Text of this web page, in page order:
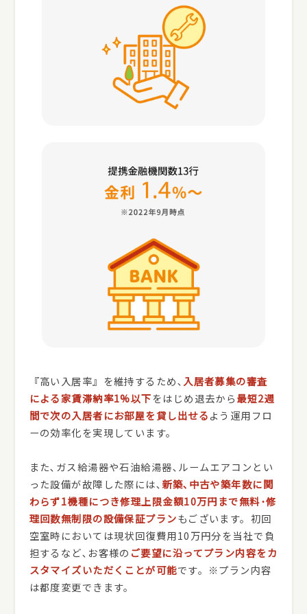
『高い入居率』を維持するため､ 入居者募集の審査
による家賃滞納率1%以下をはじめ退去から最短2週
間で次の入居者にお部屋を貸し出せるよう運用フロ
ーの効率化を実現しています。
また､ガス給湯器や石油給湯器､ルームエアコンとい
った設備が故障した際には､ 新築､中古や築年数に関
わらず1機種につき修理上限金額10万円まで無料･修
理回数無制限の設備保証プランもございます。初回
空室時においては現状回復費用10万円分を当社で負
担するなど､お客様の ご要望に沿ってプラン内容をカ
スタマイズいただくことが可能です。※プラン内容
は都度変更できます。